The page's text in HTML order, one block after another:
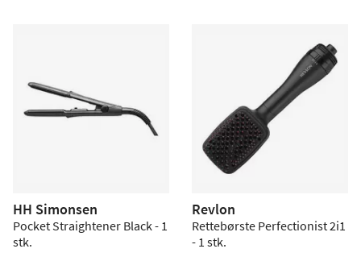
HH Simonsen
Pocket Straightener Black - 1
stk.
Revlon
Rettebørste Perfectionist 2i1
- 1 stk.